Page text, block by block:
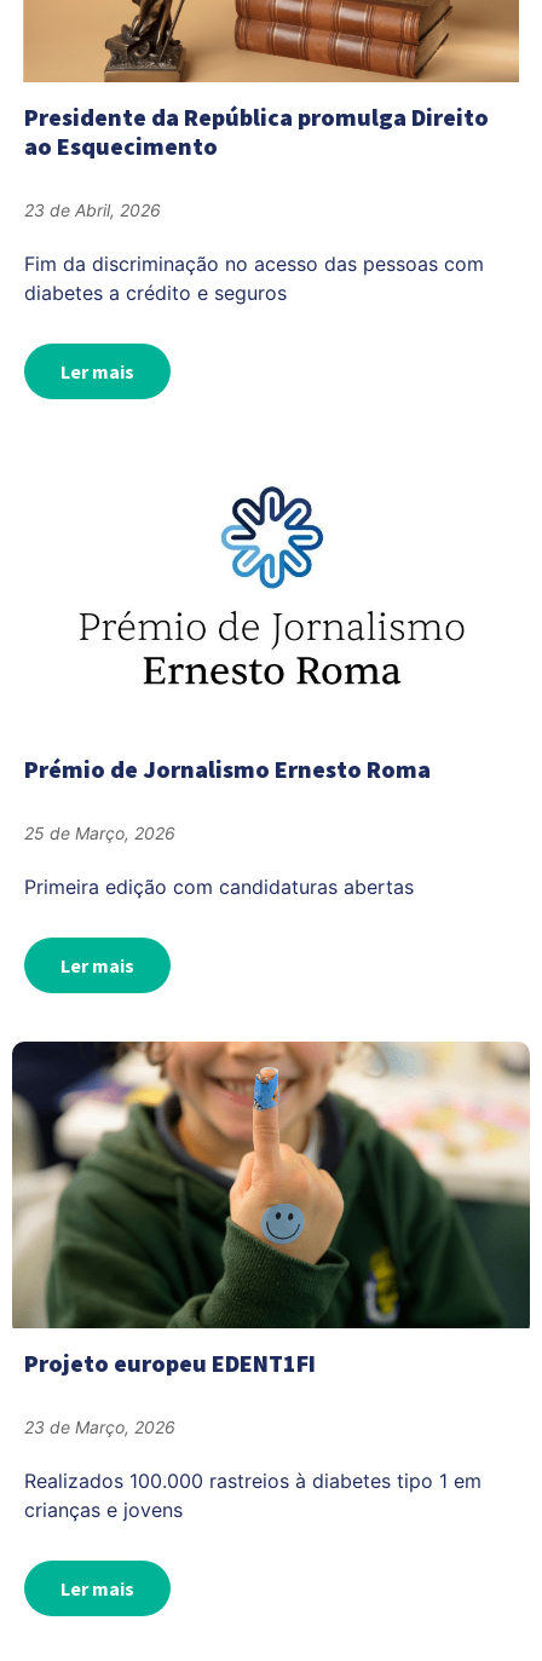
Presidente da República promulga Direito
ao Esquecimento
23 de Abril, 2026
Fim da discriminação no acesso das pessoas com
diabetes a crédito e seguros
Ler mais
Prémio de Jornalismo Ernesto Roma
25 de Março, 2026
Primeira edição com candidaturas abertas
Ler mais
Projeto europeu EDENT1FI
23 de Março, 2026
Realizados 100.000 rastreios à diabetes tipo 1 em
crianças e jovens
Ler mais